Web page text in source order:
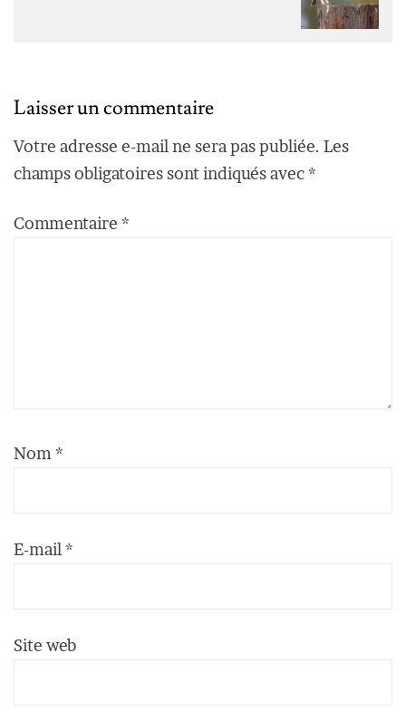
Laisser un commentaire
Votre adresse e-mail ne sera pas publiée. Les
champs obligatoires sont indiqués avec*
Commentaire *
Nom*
E-mail*
Site web